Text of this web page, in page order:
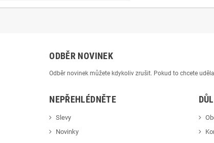
ODBĚR NOVINEK
Odběr novinek můžete kdykoliv zrušit. Pokud to chcete
NEPŘEHLÉDNĚTE
Slevy
Novinky